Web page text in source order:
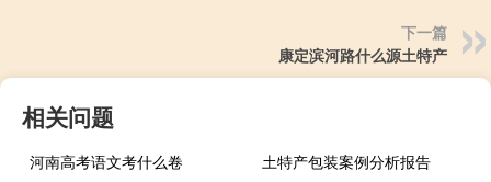
下一篇
康定滨河路什么源土特产
相关问题
河南高考语文考什么卷
土特产包装案例分析报告